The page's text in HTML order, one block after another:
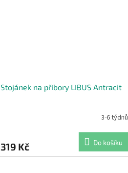
Stojánek na příbory LIBUS Antracit
3-6 týdnů
319 Kč Do košíku